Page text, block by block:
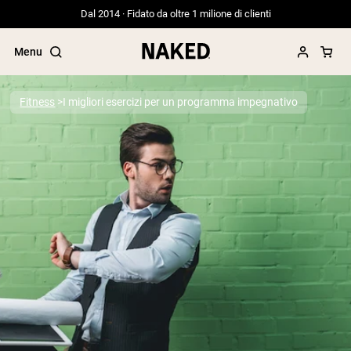
Dal 2014 · Fidato da oltre 1 milione di clienti
Menu
Termini di ricerca popolari
”Protein Powder“
”Overnight Oats“
”Vegan protein“
”Collagen“
”Micellar Casein“
PROTEIN POWDERS Best Seller
Proteina di piselli
Proteine del Siero di Latte da
Allevamento al Pascolo
Fitness I migliori esercizi per un programma impegnativo